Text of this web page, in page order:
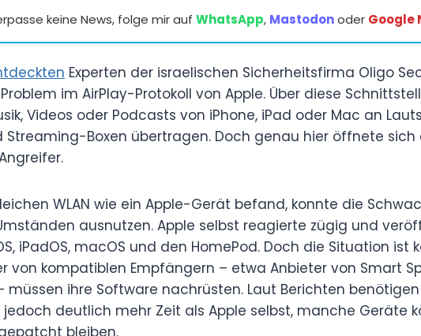
keine News, folge mir auf WhatsApp, Mastodonoder Google
Experten der israelischen Sicherheitsfirma Oligo
im AirPlay-Protokoll von Apple. Über diese
Videos oder Podcasts von iPhone, iPad oder Mac an
Streaming-Boxen übertragen. Doch genau hier öffnete
WLAN wie ein Apple-Gerät befand, konnte die
ausnutzen. Apple selbst reagierte zügig und
iPadOS, macOS und den HomePod. Doch die Situation ist
von kompatiblen Empfängern – etwa Anbieter von Smart
müssen ihre Software nachrüsten. Laut Berichten
deutlich mehr Zeit als Apple selbst, manche Geräte
bleiben.